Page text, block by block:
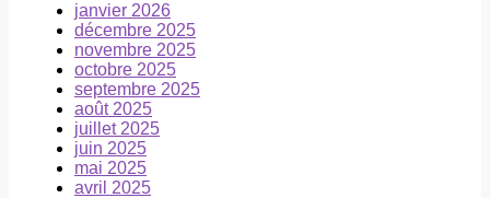
janvier 2026
décembre 2025
novembre 2025
octobre 2025
septembre 2025
août 2025
juillet 2025
juin 2025
mai 2025
avril 2025